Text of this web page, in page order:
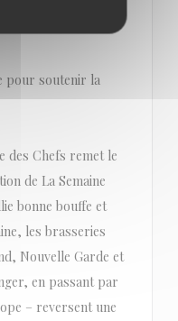
pour soutenir la
des Chefs remet le
de La Semaine
bonne bouffe et
les brasseries
Nouvelle Garde et
en passant par
– reversent une